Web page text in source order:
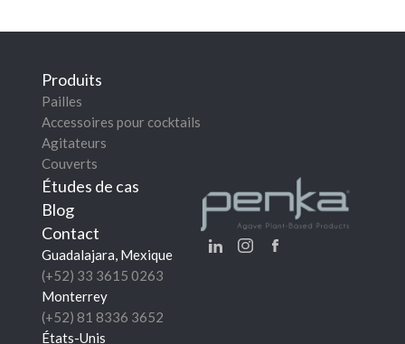
Produits
Pailles
Accessoires pour cocktails
Agitateurs
Couverts
Études de cas
Blog
Contact
Guadalajara, Mexique
(+52) 33 3615 0263
Monterrey
(+52) 81 8336 3652
États-Unis